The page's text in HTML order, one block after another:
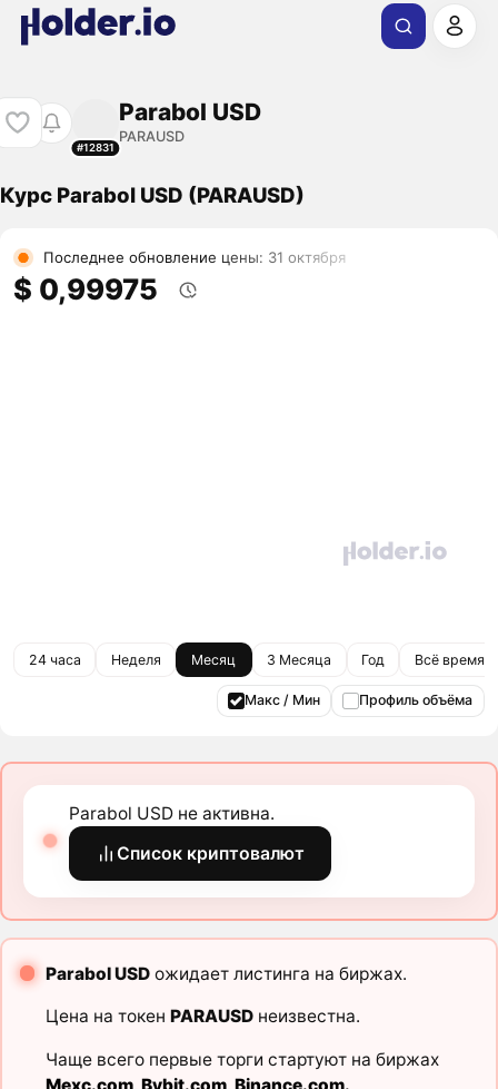
#12831
Parabol USD
PARAUSD
Курс Parabol USD (PARAUSD)
Последнее обновление цены: 31 октября
$ 0,99975
24 часа Неделя Месяц 3 Месяца Год Всё время
Макс / Мин Профиль объёма
Parabol USD не активна.
Список криптовалют
Parabol USDожидает листинга на биржах.
Цена на токен PARAUSDнеизвестна.
Чаще всего первые торги стартуют на биржах